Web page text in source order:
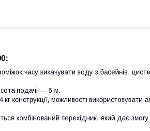
часу викачувати воду з басейнів,
подачі — 6 м.
конструкції, можливості використовувати
комбінований перехідник, який дає змогу